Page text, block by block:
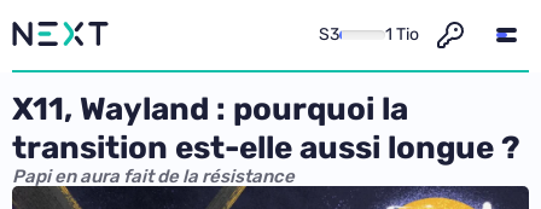
S3 1 Tio
X11, Wayland : pourquoi la
transition est-elle aussi longue ?
Papi en aura fait de la résistance